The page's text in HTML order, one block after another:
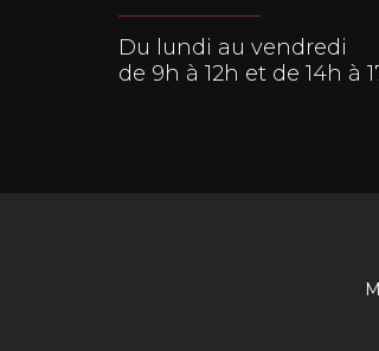
Du lundi au vendredi
de 9h à 12h et de 14h à